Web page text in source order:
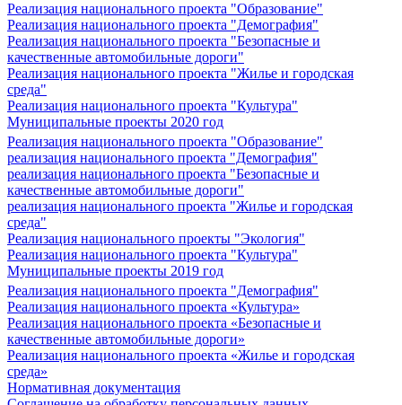
Реализация национального проекта "Образование"
Реализация национального проекта "Демография"
Реализация национального проекта "Безопасные и
качественные автомобильные дороги"
Реализация национального проекта "Жилье и городская
среда"
Реализация национального проекта "Культура"
Муниципальные проекты 2020 год
Реализация национального проекта "Образование"
реализация национального проекта "Демография"
реализация национального проекта "Безопасные и
качественные автомобильные дороги"
реализация национального проекта "Жилье и городская
среда"
Реализация национального проекты "Экология"
Реализация национального проекта "Культура"
Муниципальные проекты 2019 год
Реализация национального проекта "Демография"
Реализация национального проекта «Культура»
Реализация национального проекта «Безопасные и
качественные автомобильные дороги»
Реализация национального проекта «Жилье и городская
среда»
Нормативная документация